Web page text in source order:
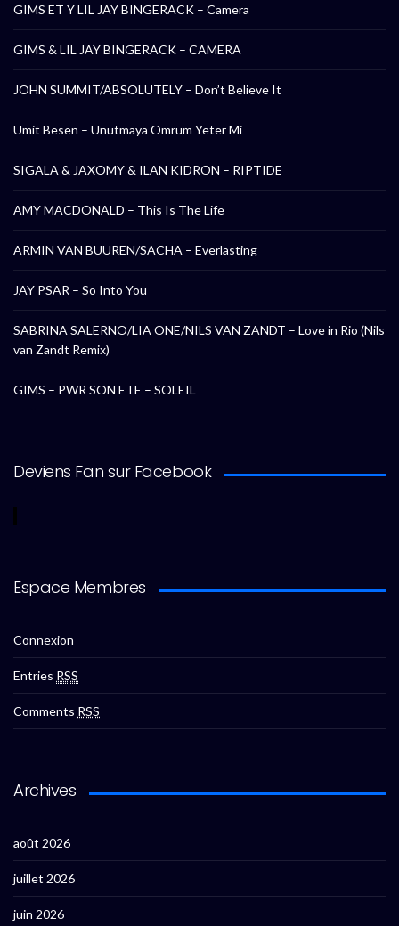
GIMS ET Y LIL JAY BINGERACK – Camera
GIMS & LIL JAY BINGERACK – CAMERA
JOHN SUMMIT/ABSOLUTELY – Don’t Believe It
Umit Besen – Unutmaya Omrum Yeter Mi
SIGALA & JAXOMY & ILAN KIDRON – RIPTIDE
AMY MACDONALD – This Is The Life
ARMIN VAN BUUREN/SACHA – Everlasting
JAY PSAR – So Into You
SABRINA SALERNO/LIA ONE/NILS VAN ZANDT – Love in Rio (Nils
van Zandt Remix)
GIMS – PWR SON ETE – SOLEIL
Deviens Fan sur Facebook
Espace Membres
Connexion
Entries RSS
Comments RSS
Archives
août 2026
juillet 2026
juin 2026